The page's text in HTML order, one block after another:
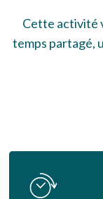
Cette activité
temps partagé,